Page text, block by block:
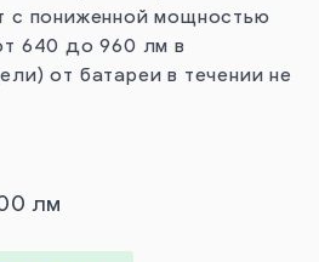
с пониженной мощностью
640 до 960 лм в
от батареи в течении не
лм